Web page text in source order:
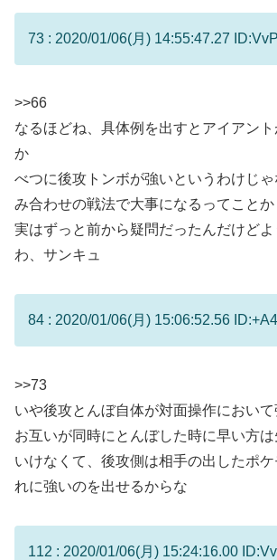
73 : 2020/01/06(月) 14:55:47.27
>>66
なるほどね、具体例を出すとアイアン
か
べつに後攻トンボが強いというわけじ
み合わせの戦法で大事になるってことか
実はずっと前から疑問だったんだけど
わ、サンキュ
84 : 2020/01/06(月) 15:06:52.56
>>73
いや後攻とんぼ自体が対面操作におい
お互いが同時にとんぼした時に早い方
いけなくて、後攻側は相手の出したポ
れに強いのを出せるからな
112 : 2020/01/06(月) 15:24:16.00